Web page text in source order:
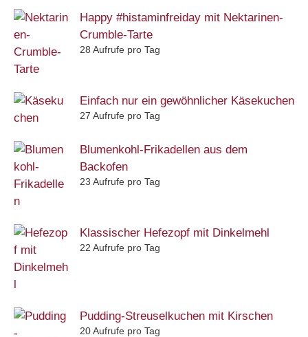
Happy #histaminfreiday mit Nektarinen-
Crumble-Tarte
28 Aufrufe pro Tag
Einfach nur ein gewöhnlicher Käsekuchen
27 Aufrufe pro Tag
Blumenkohl-Frikadellen aus dem
Backofen
23 Aufrufe pro Tag
Klassischer Hefezopf mit Dinkelmehl
22 Aufrufe pro Tag
Pudding-Streuselkuchen mit Kirschen
20 Aufrufe pro Tag